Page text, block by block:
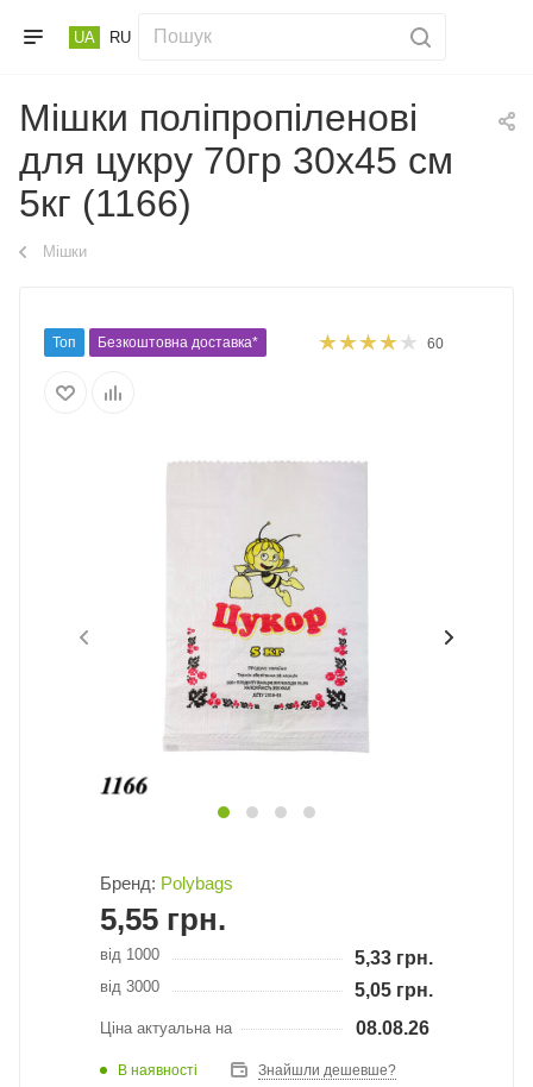
UA RU
Мішки поліпропіленові
для цукру 70гр 30х45 см
5кг (1166)
Мішки
Топ Безкоштовна доставка* 60
Бренд: Polybags
5,55 грн.
від 1000 5,33 грн.
від 3000 5,05 грн.
Ціна актуальна на 08.08.26
В наявності Знайшли дешевше?